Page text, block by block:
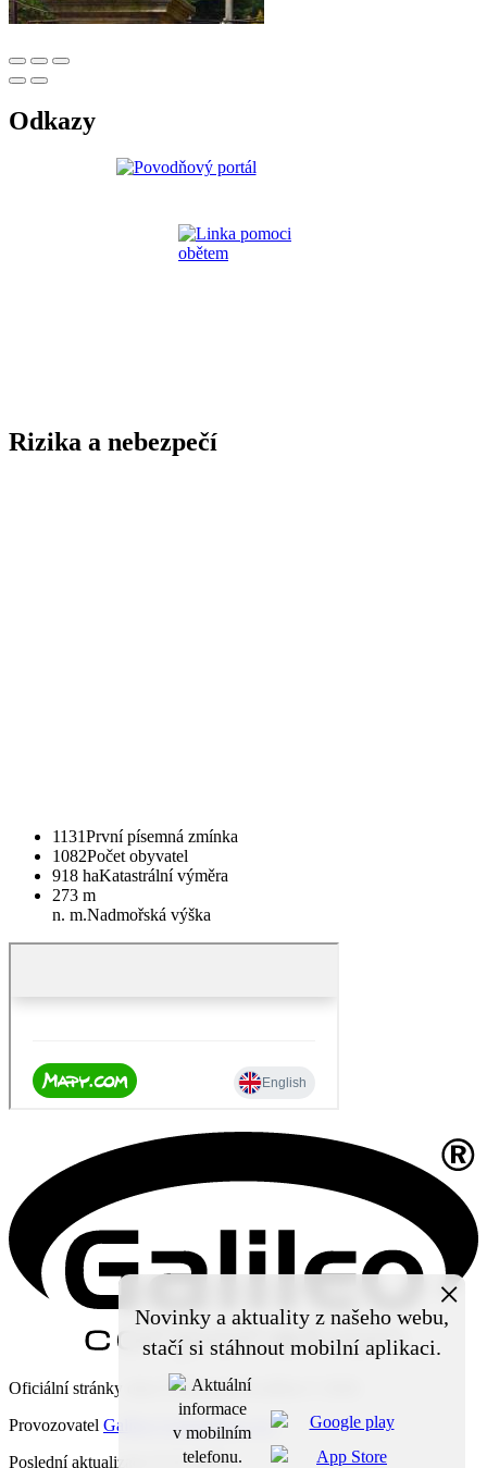
Novinky a aktuality z našeho webu,
stačí si stáhnout mobilní aplikaci.
×
Odkazy
Rizika a nebezpečí
1131První písemná zmínka
1082Počet obyvatel
918 haKatastrální výměra
273 m
n. m.Nadmořská výška
Oficiální stránky obce Čechy pod Kosířem © 2026
Provozovatel Galileo Corporation s.r.o.
Poslední aktualizace: 6. 8. 2026